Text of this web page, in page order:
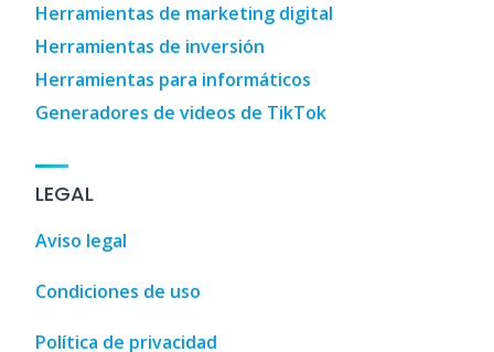
Herramientas de marketing digital
Herramientas de inversión
Herramientas para informáticos
Generadores de videos de TikTok
LEGAL
Aviso legal
Condiciones de uso
Política de privacidad